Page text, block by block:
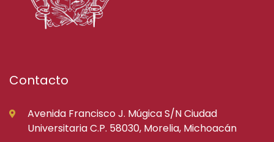
Contacto
Avenida Francisco J. Múgica S/N Ciudad
Universitaria C.P. 58030, Morelia, Michoacán